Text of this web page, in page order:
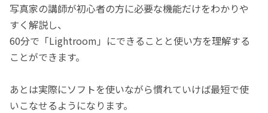
写真家の講師が初心者の方に必要な機能だけをわかりや
すく解説し、
60分で「Lightroom」にできることと使い方を理解する
ことができます。
あとは実際にソフトを使いながら慣れていけば最短で使
いこなせるようになります。